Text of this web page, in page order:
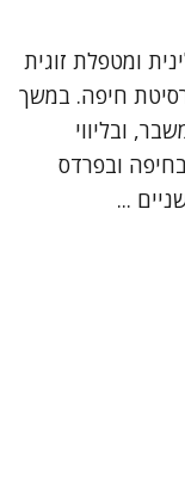
ומטפלת זוגית
חיפה. במשך
ובליווי
ובפרדס
...